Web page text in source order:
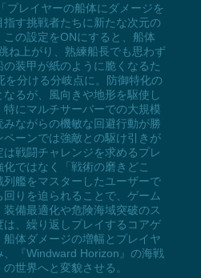
プレイヤーの船体にダメージを
す挑戦者たちに新たな次元の
の設定をONにすると、船体
ね上がり、熟練船長でも思わず
装甲が紙のように脆くなるた
を分ける分岐点に。防御特化の
るが、風向きや地形を駆使し
にマルチサーバーでの大規模
ながらの機敏な回避行動が勝
ーンでは強敵との駆け引きが
戦闘チャレンジを求めるプレ
ではなく「戦術の磨きどこ
艦をマスターしたユーザーで
りを迫られることで、ゲーム
備最適化や危険海域突破のス
、繰り返しプレイするコアゲ
体ダメージの増幅とプレイヤ
『Windward Horizon』の海戦
世界へと変貌させる。